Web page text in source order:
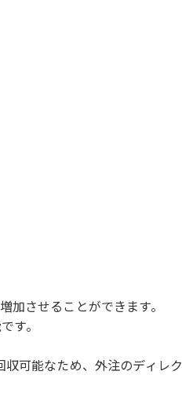
させることができます。
す。
可能なため、外注のディレク